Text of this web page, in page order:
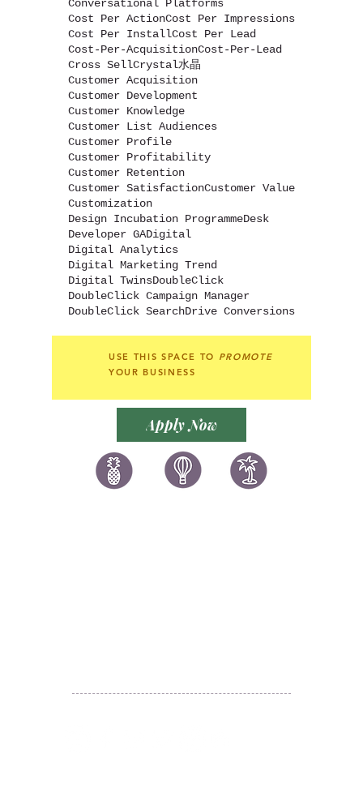
Conversational Platforms
Cost Per ActionCost Per Impressions
Cost Per InstallCost Per Lead
Cost-Per-AcquisitionCost-Per-Lead
Cross SellCrystal水晶
Customer Acquisition
Customer Development
Customer Knowledge
Customer List Audiences
Customer Profile
Customer Profitability
Customer Retention
Customer SatisfactionCustomer Value
Customization
Design Incubation ProgrammeDesk
Developer GADigital
Digital Analytics
Digital Marketing Trend
Digital TwinsDoubleClick
DoubleClick Campaign Manager
DoubleClick SearchDrive Conversions
USE THIS SPACE TO PROMOTE
YOUR BUSINESS
Apply Now